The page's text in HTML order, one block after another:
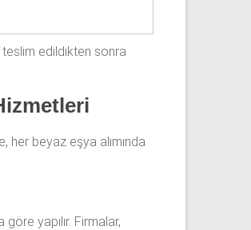
teslim edildikten sonra
beyaz eşya alımında
yapılır. Firmalar,